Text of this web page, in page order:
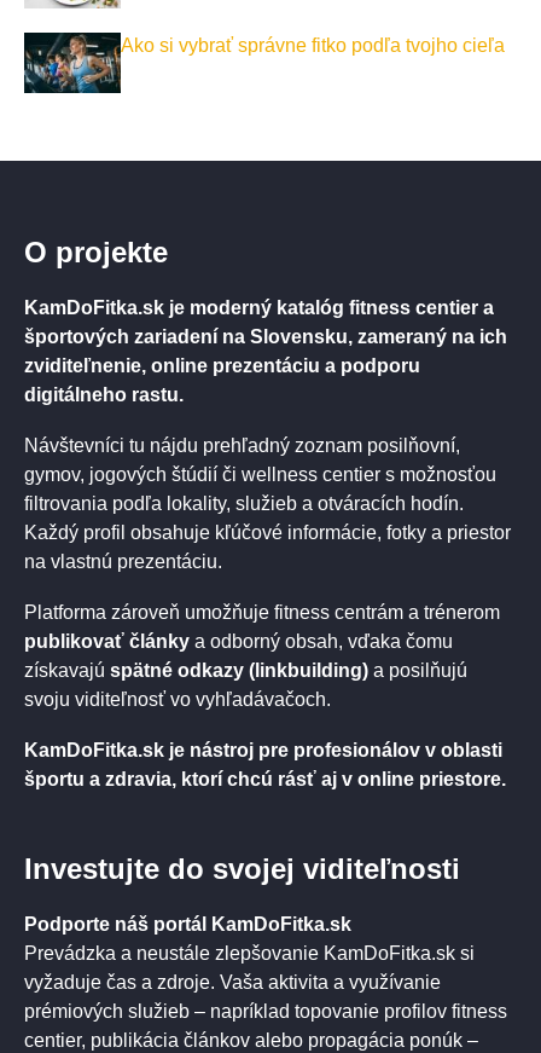
Ako si vybrať správne fitko podľa tvojho cieľa
O projekte
KamDoFitka.sk je moderný katalóg fitness centier a
športových zariadení na Slovensku, zameraný na ich
zviditeľnenie, online prezentáciu a podporu
digitálneho rastu.
Návštevníci tu nájdu prehľadný zoznam posilňovní,
gymov, jogových štúdií či wellness centier s možnosťou
filtrovania podľa lokality, služieb a otváracích hodín.
Každý profil obsahuje kľúčové informácie, fotky a priestor
na vlastnú prezentáciu.
Platforma zároveň umožňuje fitness centrám a trénerom
publikovať články a odborný obsah, vďaka čomu
získavajú spätné odkazy (linkbuilding) a posilňujú
svoju viditeľnosť vo vyhľadávačoch.
KamDoFitka.sk je nástroj pre profesionálov v oblasti
športu a zdravia, ktorí chcú rásť aj v online priestore.
Investujte do svojej viditeľnosti
Podporte náš portál KamDoFitka.sk
Prevádzka a neustále zlepšovanie KamDoFitka.sk si
vyžaduje čas a zdroje. Vaša aktivita a využívanie
prémiových služieb – napríklad topovanie profilov fitness
centier, publikácia článkov alebo propagácia ponúk –